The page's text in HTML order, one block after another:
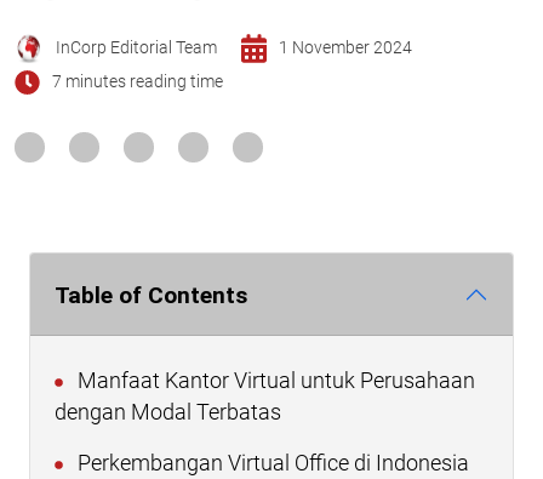
InCorp Editorial Team
1 November 2024
7 minutes reading time
Table of Contents
Manfaat Kantor Virtual untuk Perusahaan
dengan Modal Terbatas
Perkembangan Virtual Office di Indonesia